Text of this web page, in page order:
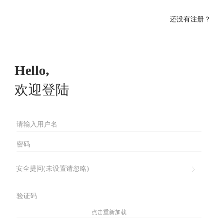
还没有注册？
Hello,
欢迎登陆
安全提问(未设置请忽略)
点击重新加载